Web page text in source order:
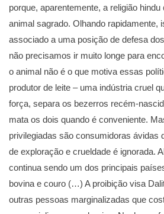
porque, aparentemente, a religião
animal sagrado. Olhando rapidamente,
associado a uma posição de defesa
não precisamos ir muito longe para
o animal não é o que motiva essas
produtor de leite – uma indústria cruel
força, separa os bezerros recém-
mata os dois quando é conveniente.
privilegiadas são consumidoras ávidas
de exploração e crueldade é ignorada.
continua sendo um dos principais
bovina e couro (…) A proibição visa
outras pessoas marginalizadas que